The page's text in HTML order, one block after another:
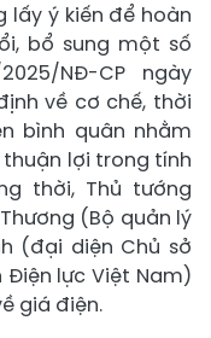
lấy ý kiến để hoàn
bổ sung một số
NĐ-CP ngày
về cơ chế, thời
bình quân nhằm
lợi trong tính
thời, Thủ tướng
(Bộ quản lý
(đại diện Chủ sở
lực Việt Nam)
giá điện.